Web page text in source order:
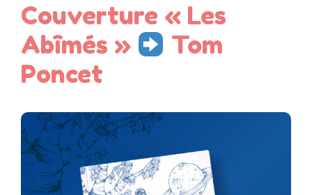
Couverture « Les
Abîmés »
Tom
Poncet